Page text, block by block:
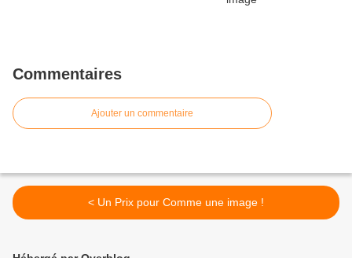
Commentaires
Ajouter un commentaire
< Un Prix pour Comme une image !